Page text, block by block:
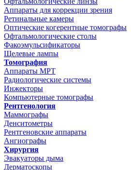
Аппараты для коррекции зрения
Ретинальные камеры
Оптические когерентные томографы
Офтальмологические столы
Факоэмульсификаторы
Щелевые лампы
Томография
Аппараты МРТ
Радиологические системы
Инжекторы
Компьютерные томографы
Рентгенология
Маммографы
Денситометры
Рентгеновские аппараты
Ангиографы
Хирургия
Эвакуаторы дыма
Дерматоскопы